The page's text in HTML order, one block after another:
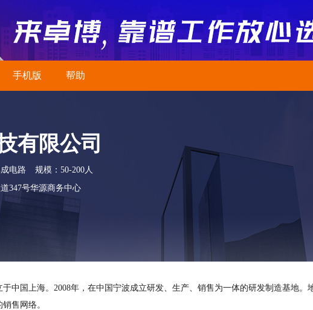
手机版 帮助
有限公司
电路
规模：50-200人
347号华源商务中心
中国上海。2008年，在中国宁波成立研发、生产、销售为一体的研发制造基地
售网络。